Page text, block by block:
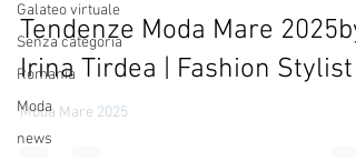
Galateo virtuale
Senza categoria
Romania
Moda
news
Tendenze Moda Mare 2025by
Irina Tirdea | Fashion Stylist
Moda Mare 2025